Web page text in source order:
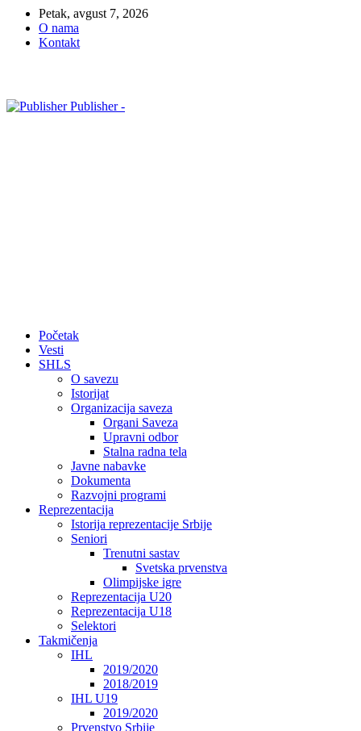
Petak, avgust 7, 2026
O nama
Kontakt
Publisher -
Početak
Vesti
SHLS
O savezu
Istorijat
Organizacija saveza
Organi Saveza
Upravni odbor
Stalna radna tela
Javne nabavke
Dokumenta
Razvojni programi
Reprezentacija
Istorija reprezentacije Srbije
Seniori
Trenutni sastav
Svetska prvenstva
Olimpijske igre
Reprezentacija U20
Reprezentacija U18
Selektori
Takmičenja
IHL
2019/2020
2018/2019
IHL U19
2019/2020
Prvenstvo Srbije